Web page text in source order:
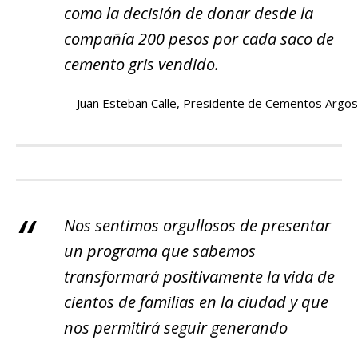
como la decisión de donar desde la
compañía 200 pesos por cada saco de
cemento gris vendido.
Juan Esteban Calle, Presidente de Cementos Argos
Nos sentimos orgullosos de presentar
un programa que sabemos
transformará positivamente la vida de
cientos de familias en la ciudad y que
nos permitirá seguir generando